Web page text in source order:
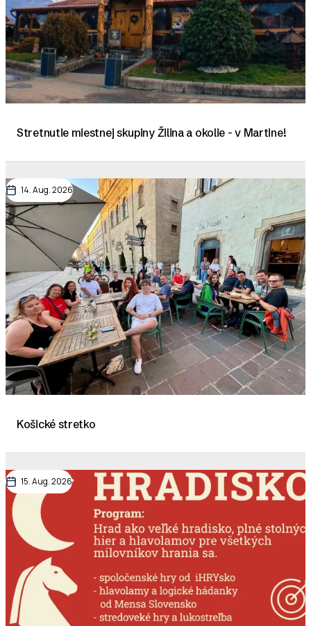
Stretnutie miestnej skupiny Žilina a okolie - v Martine!
14. Aug. 2026
Košické stretko
15. Aug. 2026